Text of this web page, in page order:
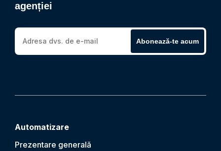
agenției
Abonează-te acum
Automatizare
Prezentare generală